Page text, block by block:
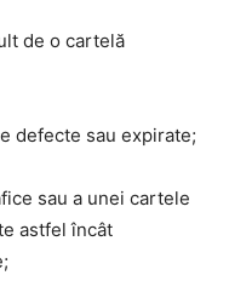
de o cartelă
defecte sau expirate;
sau a unei cartele
astfel încât